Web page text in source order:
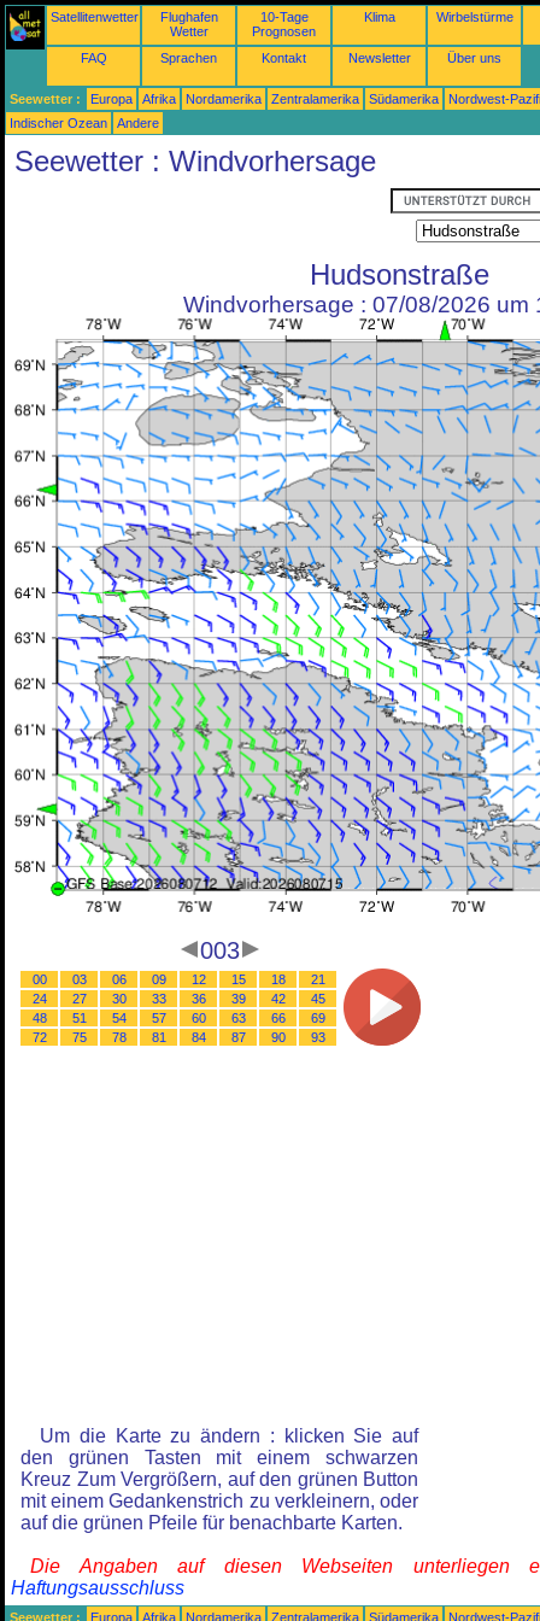
Satellitenwetter
Flughafen
Wetter
10-Tage
Prognosen
Klima Wirbelstürme
FAQ Sprachen Kontakt Newsletter Über uns
Seewetter : Europa Afrika Nordamerika Zentralamerika Südamerika
Nordwest-
Indischer Ozean
Andere
Seewetter : Windvorhersage
Hudsonstraße
Windvorhersage : 07/08/2026 um
003
00 03 06 09 12 15 18
21
24
27 30 33 36 39 42
45
48
51 54 57 60 63 66
69
72
75 78 81 84 87 90 93
Um die Karte zu ändern : klicken Sie auf
den grünen Tasten mit einem schwarzen
Kreuz Zum Vergrößern, auf den grünen Button
mit einem Gedankenstrich zu verkleinern, oder
auf die grünen Pfeile für benachbarte Karten.
Die Angaben auf diesen Webseiten unterliegen
Haftungsausschluss
Seewetter : Europa Afrika Nordamerika Zentralamerika Südamerika
Nordwest-